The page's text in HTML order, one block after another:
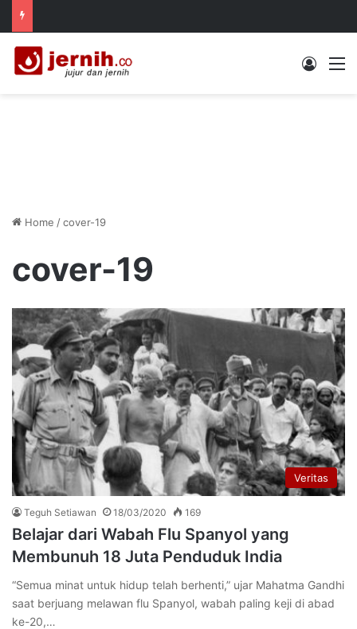
Log In
Home /cover-19
cover-19
Veritas
Teguh Setiawan 18/03/2020 169
Belajar dari Wabah Flu Spanyol yang
Membunuh 18 Juta Penduduk India
“Semua minat untuk hidup telah berhenti,” ujar Mahatma Gandhi
saat berjuang melawan flu Spanyol, wabah paling keji di abad
ke-20,…